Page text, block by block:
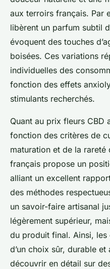
aux terroirs français. Par
libèrent un parfum subtil
évoquent des touches
boisées. Ces variations
individuelles des
fonction des effets
stimulants recherchés.
Quant au prix fleurs CBD
fonction des critères de
maturation et de la rareté
français propose un
alliant un excellent
des méthodes
un savoir-faire artisanal
légèrement supérieur,
du produit final. Ainsi,
d’un choix sûr, durable et
découvrir en détail sur